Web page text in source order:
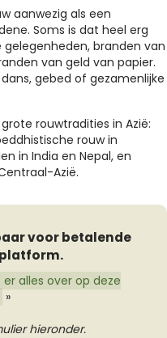
aanwezig als een
Soms is dat heel erg
branden van
van geld van papier.
gebed of gezamenlijke
rouwtradities in Azië:
rouw in
in India en Nepal, en
Azië.
voor betalende
er alles over op deze
»
hieronder.